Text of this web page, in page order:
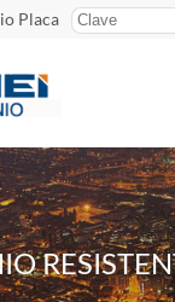
Placa